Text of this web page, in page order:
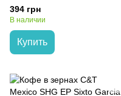
Montecristo 200г
394 грн
В наличии
Купить